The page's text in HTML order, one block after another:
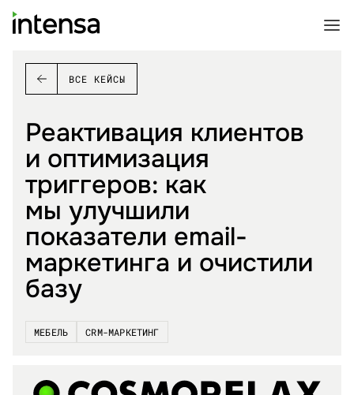
ВСЕ КЕЙСЫ
Реактивация клиентов
и оптимизация
триггеров: как
мы улучшили
показатели email-
маркетинга и очистили
базу
МЕБЕЛЬ CRM-МАРКЕТИНГ